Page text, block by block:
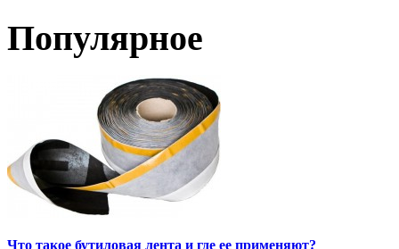
Популярное
Что такое бутиловая лента и где ее применяют?